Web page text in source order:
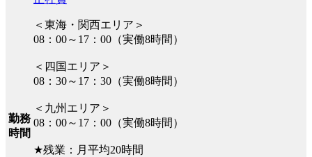
勤務
時間
＜東海・関西エリア＞
08：00～17：00（実働8時間）
＜四国エリア＞
08：30～17：30（実働8時間）
＜九州エリア＞
08：00～17：00（実働8時間）
★残業：月平均20時間